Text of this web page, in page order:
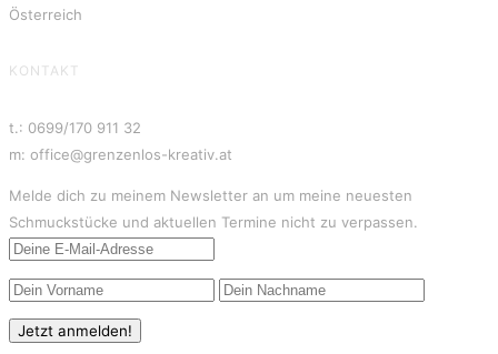
Österreich
KONTAKT
t.: 0699/170 911 32
m: office@grenzenlos-kreativ.at
Melde dich zu meinem Newsletter an um meine neuesten
Schmuckstücke und aktuellen Termine nicht zu verpassen.